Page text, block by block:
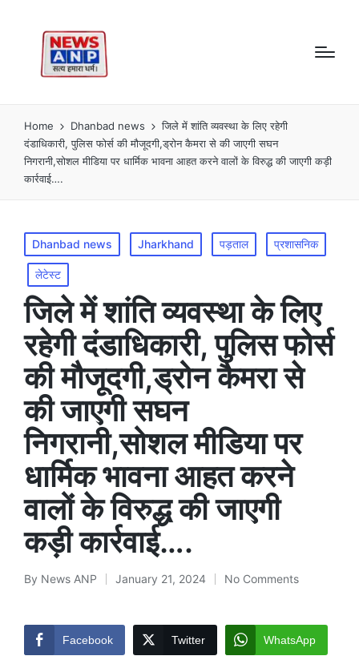
Home Dhanbad news
जिले में शांति व्यवस्था के लिए रहेगी
दंडाधिकारी, पुलिस फोर्स की मौजूदगी,ड्रोन कैमरा से की जाएगी सघन
निगरानी,सोशल मीडिया पर धार्मिक भावना आहत करने वालों के विरुद्ध की जाएगी कड़ी
कार्रवाई….
Posted
in
Dhanbad news Jharkhand पड़ताल प्रशासनिक
लेटेस्ट
जिले में शांति व्यवस्था के लिए
रहेगी दंडाधिकारी, पुलिस फोर्स
की मौजूदगी,ड्रोन कैमरा से
की जाएगी सघन
निगरानी,सोशल मीडिया पर
धार्मिक भावना आहत करने
वालों के विरुद्ध की जाएगी
कड़ी कार्रवाई….
Posted
By News ANP January 21, 2024 No Comments
Facebook Twitter WhatsApp